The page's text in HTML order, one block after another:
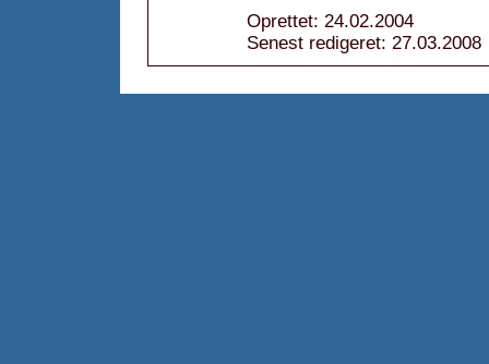
Oprettet: 24.02.2004
Senest redigeret: 27.03.2008